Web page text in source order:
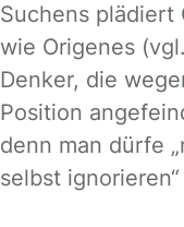
Suchens plädiert
wie Origenes
Denker, die
Position
denn man dürfe
selbst